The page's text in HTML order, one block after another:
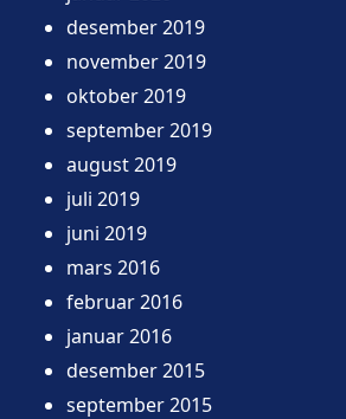
desember 2019
november 2019
oktober 2019
september 2019
august 2019
juli 2019
juni 2019
mars 2016
februar 2016
januar 2016
desember 2015
september 2015